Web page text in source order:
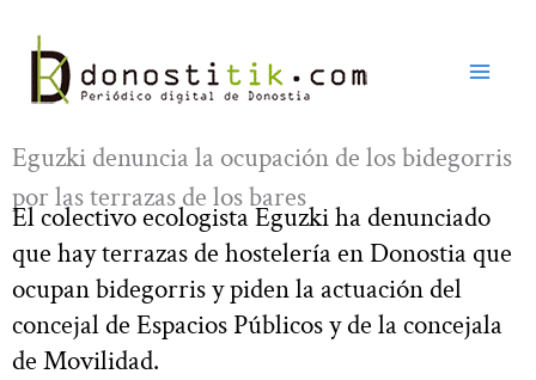
contenido
Eguzki denuncia la ocupación de los bidegorris
por las terrazas de los bares
El colectivo ecologista Eguzki ha denunciado
que hay terrazas de hostelería en Donostia que
ocupan bidegorris y piden la actuación del
concejal de Espacios Públicos y de la concejala
de Movilidad.